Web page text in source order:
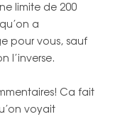
limite de 200
a
pour vous, sauf
l’inverse.
Ca fait
voyait